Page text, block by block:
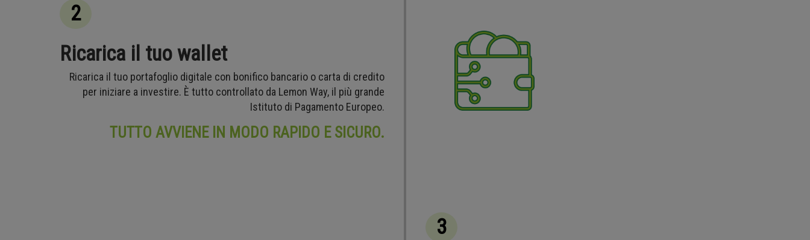
2
Ricarica il tuo wallet
Ricarica il tuo portafoglio digitale con bonifico bancario o carta di credito
per iniziare a investire. È tutto controllato da Lemon Way, il più grande
Istituto di Pagamento Europeo.
TUTTO AVVIENE IN MODO RAPIDO E SICURO.
3